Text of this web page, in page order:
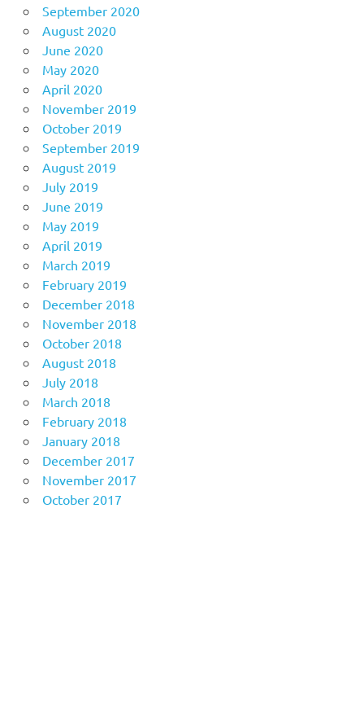
September 2020
August 2020
June 2020
May 2020
April 2020
November 2019
October 2019
September 2019
August 2019
July 2019
June 2019
May 2019
April 2019
March 2019
February 2019
December 2018
November 2018
October 2018
August 2018
July 2018
March 2018
February 2018
January 2018
December 2017
November 2017
October 2017